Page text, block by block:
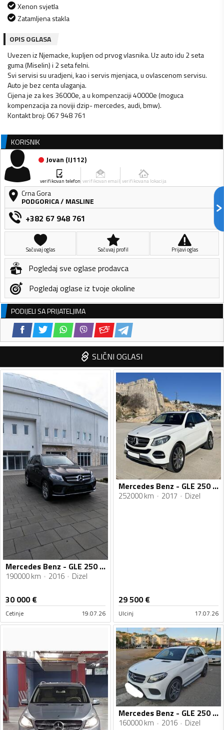
Xenon svjetla
Zatamljena stakla
OPIS OGLASA
Uvezen iz Njemacke, kupljen od prvog vlasnika. Uz auto idu 2 seta
guma (Miselin) i 2 seta felni.
Svi servisi su uradjeni, kao i servis mjenjaca, u ovlascenom servisu.
Auto je bez centa ulaganja.
Cijena je za kes 36000e, a u kompenzaciji 40000e (moguca
kompenzacija za noviji dzip- mercedes, audi, bmw).
Kontakt broj: 067 948 761
KORISNIK
Jovan (IJ112)
verifikovan telefon verifikovan email verifikovana lokacija
Crna Gora
PODGORICA/ MASLINE
+382 67 948 761
Sačuvaj oglas Sačuvaj profil Prijavi oglas
Pogledaj sve oglase prodavca
Pogledaj oglase iz tvoje okoline
PODIJELI SA PRIJATELJIMA
SLIČNI OGLASI
Mercedes Benz - GLE 250 - 250d
190000 km 2016 Dizel
30 000€
Cetinje 19.07.26
Mercedes Benz - GLE 250 - GLE 250d
252000 km 2017 Dizel
29 500€
Ulcinj 17.07.26
Mercedes Benz - GLE 250 - 2.2
160000 km 2016 Dizel